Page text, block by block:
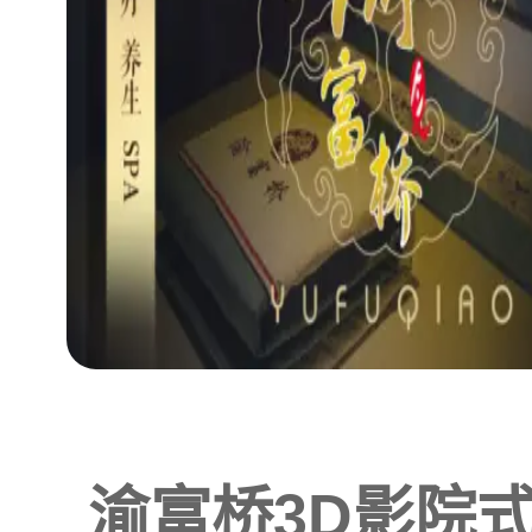
渝富桥3D影院